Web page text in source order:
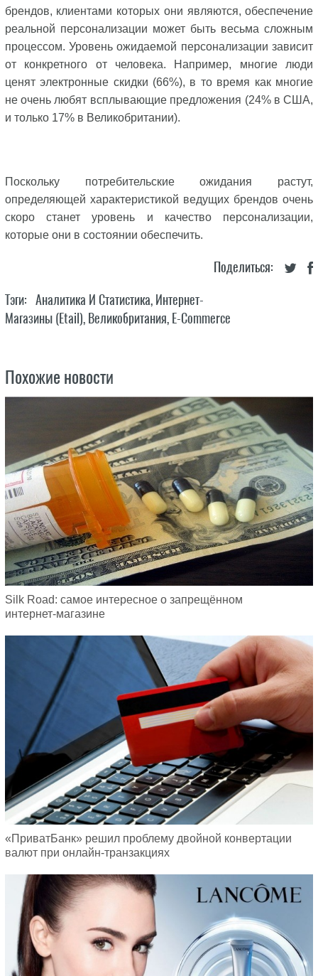
брендов, клиентами которых они являются, обеспечение
реальной персонализации может быть весьма сложным
процессом. Уровень ожидаемой персонализации зависит
от конкретного от человека. Например, многие люди
ценят электронные скидки (66%), в то время как многие
не очень любят всплывающие предложения (24% в США,
и только 17% в Великобритании).
Поскольку потребительские ожидания растут,
определяющей характеристикой ведущих брендов очень
скоро станет уровень и качество персонализации,
которые они в состоянии обеспечить.
Поделиться:
Тэги: Аналитика И Статистика, Интернет-
Магазины (Etail), Великобритания, E-Commerce
Похожие новости
Silk Road: самое интересное о запрещённом
интернет-магазине
«ПриватБанк» решил проблему двойной конвертации
валют при онлайн-транзакциях